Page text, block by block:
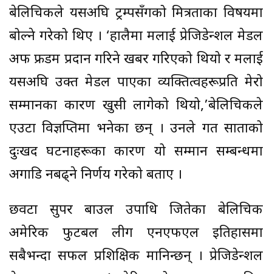
बेलिचिकले यसअघि ट्रम्पसँगको मित्रताका विषयमा
बोल्ने गरेको थिए । ‘हालैमा मलाई प्रेजिडेन्शल मेडल
अफ फ्रीडम प्रदान गरिने खबर गरिएको थियो र मलाई
यसअघि उक्त मेडल पाएका व्यक्तित्वहरूप्रति मेरो
सम्मानका कारण खुसी लागेको थियो,’बेलिचिकले
एउटा विज्ञप्तिमा भनेका छन् । उनले गत साताको
दुःखद घटनाहरूका कारण यो सम्मान सम्बन्धमा
अगाडि नबढ्ने निर्णय गरेको बताए ।
छवटा सुपर बाउल उपाधि जितेका बेलिचिक
अमेरिकी फुटबल लीग एनएफएल इतिहासमा
सबैभन्दा सफल प्रशिक्षिक मानिन्छन् । प्रेजिडेन्शल